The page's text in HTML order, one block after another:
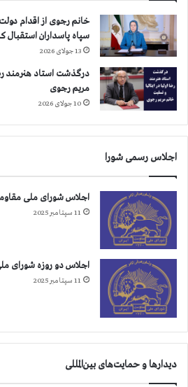
خانم رجوی از اقدام
سپاه پاسداران استقبال
13 جولای 2026
درگذشت استاد هنرمند
مریم رجوی
10 جولای 2026
اجلاس رسمی شورا
اجلاس شورای ملی
11 سپتامبر 2025
اجلاس دو روزه شورای
11 سپتامبر 2025
دیدارها و حمایت‌های بین‌المللی